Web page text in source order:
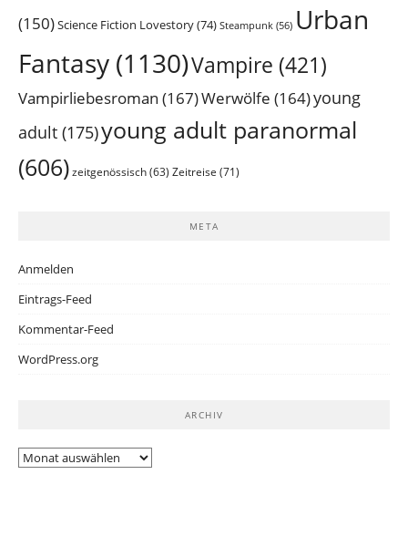
(150)Science Fiction Lovestory(74) Steampunk (56) Urban
Fantasy (1130)Vampire (421)
Vampirliebesroman (167)Werwölfe (164)young
adult (175)young adult paranormal
(606) zeitgenössisch (63) Zeitreise (71)
META
Anmelden
Eintrags-Feed
Kommentar-Feed
WordPress.org
ARCHIV
Archiv